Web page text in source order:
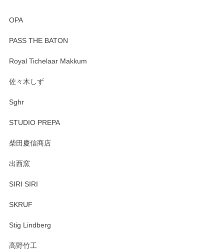
OPA
PASS THE BATON
Royal Tichelaar Makkum
佐々木しず
Sghr
STUDIO PREPA
柴田慶信商店
出西窯
SIRI SIRI
SKRUF
Stig Lindberg
高野竹工